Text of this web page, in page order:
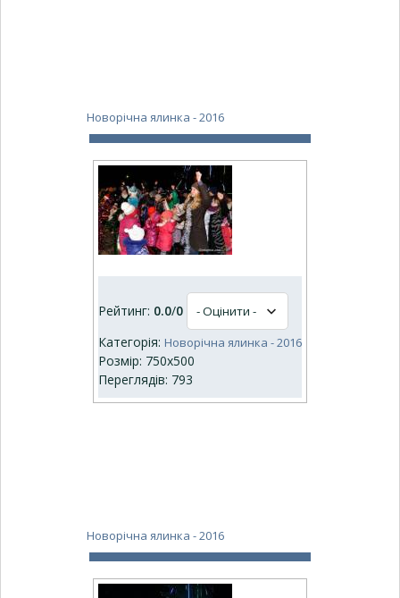
Новорічна ялинка - 2016
Рейтинг: 0.0/0
Категорія: Новорічна ялинка - 2016
Розмір: 750x500
Переглядів: 793
Новорічна ялинка - 2016